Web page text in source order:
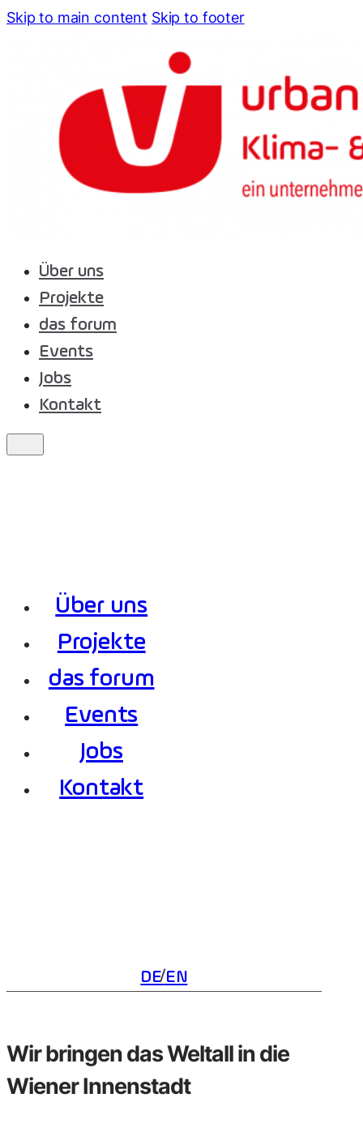
Skip to main content Skip to footer
Über uns
Projekte
das forum
Events
Jobs
Kontakt
Über uns
Projekte
das forum
Events
Jobs
Kontakt
EN
DE
Wir bringen das Weltall in die
Wiener Innenstadt